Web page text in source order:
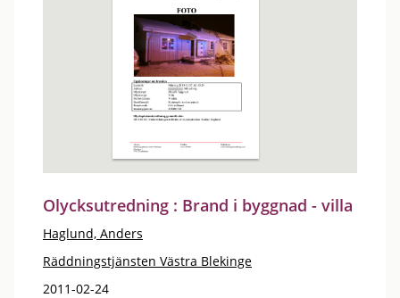
Olycksutredning : Brand i byggnad - villa
Haglund, Anders
Räddningstjänsten Västra Blekinge
2011-02-24